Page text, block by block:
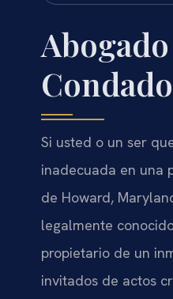
Si usted o un ser
inadecuada en una
de Howard,
legalmente
propietario de un
invitados de actos